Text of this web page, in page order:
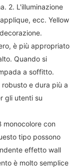
2. L'illuminazione
ecc. Yellow
è più appropriato
Quando si
a soffitto.
e dura più a
gli utenti su
monocolore con
tipo possono
effetto wall
è molto semplice